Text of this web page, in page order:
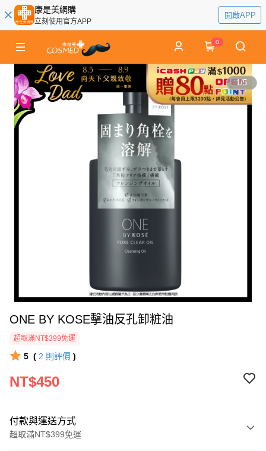
康是美網購
立刻使用官方APP
開啟APP
0
1/5
ONE BY KOSE擊油反孔卸粧油
超取滿NT$399免運
5 ( 2 則評價 )
NT$450
付款與運送方式
超取滿NT$399免運